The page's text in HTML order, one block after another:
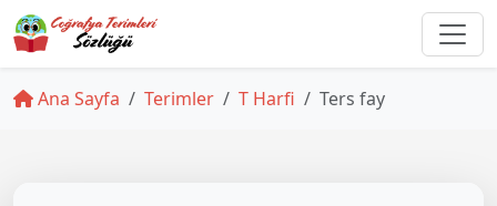
Ana Sayfa Terimler T Harfi Ters fay